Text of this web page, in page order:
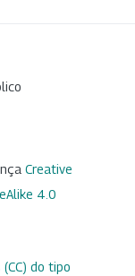
Creative
4.0
do tipo